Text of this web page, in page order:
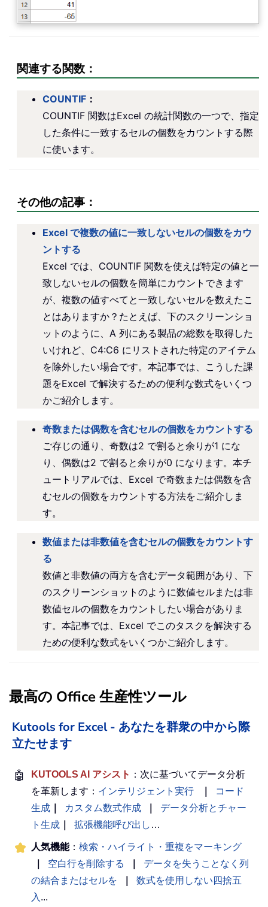
関連する関数：
COUNTIF ：
COUNTIF 関数はExcel の統計関数の一つで、指定
した条件に一致するセルの個数をカウントする際
に使います。
その他の記事：
Excel で複数の値に一致しないセルの個数をカウ
ントする
Excel では、COUNTIF 関数を使えば特定の値と一
致しないセルの個数を簡単にカウントできます
が、複数の値すべてと一致しないセルを数えたこ
とはありますか？たとえば、下のスクリーンショ
ットのように、A 列にある製品の総数を取得した
いけれど、C4:C6 にリストされた特定のアイテム
を除外したい場合です。本記事では、こうした課
題をExcel で解決するための便利な数式をいくつ
かご紹介します。
奇数または偶数を含むセルの個数をカウントする
ご存じの通り、奇数は2 で割ると余りが1 にな
り、偶数は2 で割ると余りが0 になります。本チ
ュートリアルでは、Excel で奇数または偶数を含
むセルの個数をカウントする方法をご紹介しま
す。
数値または非数値を含むセルの個数をカウントす
る
数値と非数値の両方を含むデータ範囲があり、下
のスクリーンショットのように数値セルまたは非
数値セルの個数をカウントしたい場合がありま
す。本記事では、Excel でこのタスクを解決する
ための便利な数式をいくつかご紹介します。
最高の Office 生産性ツール
Kutools for Excel - あなたを群衆の中から際
立たせます
🤖 KUTOOLS AI アシスト ：次に基づいてデータ分析
を革新します： インテリジェント実行
コード
生成
カスタム数式作成
データ分析とチャー
ト生成
拡張機能呼び出し …
人気機能： 検索・ハイライト・重複をマーキング
空白行を削除する
データを失うことなく列
の結合またはセルを
数式を使用しない四捨五
入 ...